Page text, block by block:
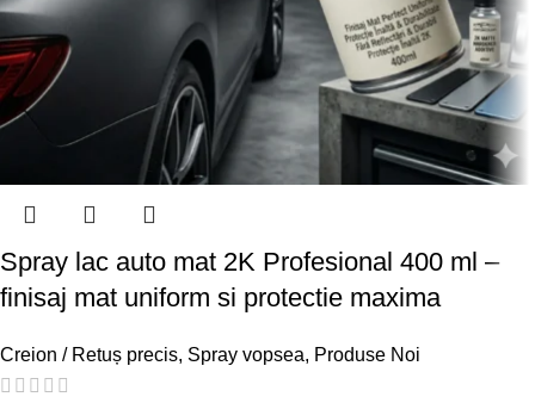
Spray lac auto mat 2K Profesional 400 ml –
finisaj mat uniform si protectie maxima
Creion / Retuș precis, Spray vopsea, Produse Noi